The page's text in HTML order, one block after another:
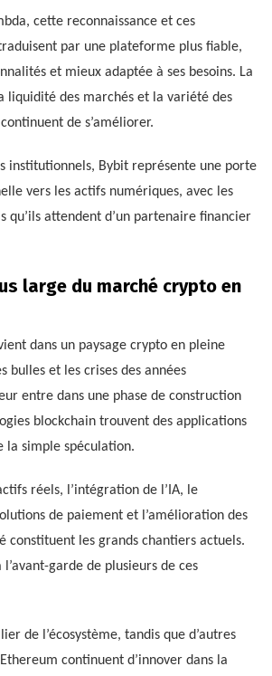
cette reconnaissance et ces
par une plateforme plus fiable,
et mieux adaptée à ses besoins. La
liquidité des marchés et la variété des
de s’améliorer.
institutionnels, Bybit représente une porte
vers les actifs numériques, avec les
qu’ils attendent d’un partenaire financier
large du marché crypto en
dans un paysage crypto en pleine
bulles et les crises des années
entre dans une phase de construction
blockchain trouvent des applications
la simple spéculation.
réels, l’intégration de l’IA, le
de paiement et l’amélioration des
constituent les grands chantiers actuels.
garde de plusieurs de ces
de l’écosystème, tandis que d’autres
continuent d’innover dans la